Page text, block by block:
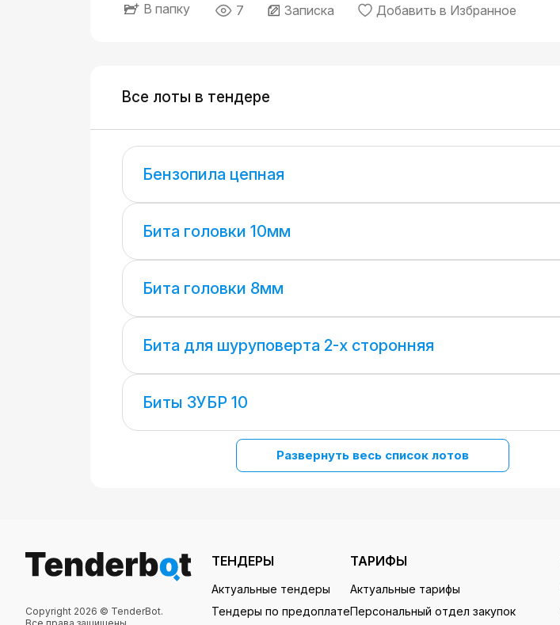
В папку 7 Записка Добавить в Избранное
Все лоты в тендере
Бензопила цепная
Бита головки 10мм
Бита головки 8мм
Бита для шуруповерта 2-х сторонняя
Биты ЗУБР 10
Развернуть весь список лотов
Copyright 2026 © TenderBot.
ТЕНДЕРЫ
Актуальные тендеры
Тендеры по предоплате
ТАРИФЫ
Актуальные тарифы
Персональный отдел закупок